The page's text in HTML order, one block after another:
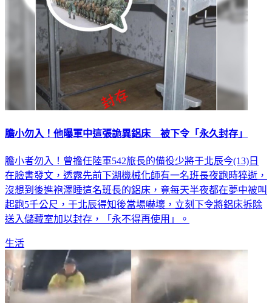
膽小勿入！他曝軍中這張詭異鋁床 被下令「永久封存」
膽小者勿入！曾擔任陸軍542旅長的備役少將于北辰今(13)日
在臉書發文，透露先前下湖機械化師有一名班長夜跑時猝逝，
沒想到後進袍澤睡這名班長的鋁床，竟每天半夜都在夢中被叫
起跑5千公尺，于北辰得知後當場嚇壞，立刻下令將鋁床拆除
送入儲藏室加以封存，「永不得再使用」。
生活